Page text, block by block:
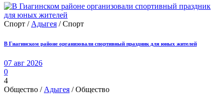
Спорт / Адыгея / Спорт
В Гиагинском районе организовали спортивный праздник для юных жителей
07 авг 2026
0
4
Общество / Адыгея / Общество